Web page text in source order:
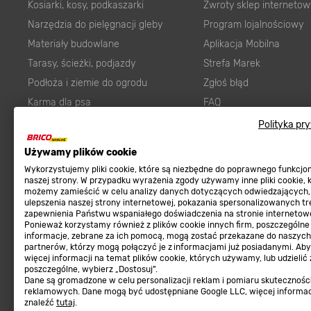
Polityka
Używamy plików cookie
Wykorzystujemy pliki cookie, które są niezbędne do poprawnego
naszej strony. W przypadku wyrażenia zgody używamy inne pliki cookie,
możemy zamieścić w celu analizy danych dotyczących odwiedzających,
ulepszenia naszej strony internetowej, pokazania spersonalizowanych
zapewnienia Państwu wspaniałego doświadczenia na stronie
Ponieważ korzystamy również z plików cookie innych firm, poszczególne
informacje, zebrane za ich pomocą, mogą zostać przekazane do naszych
partnerów, którzy mogą połączyć je z informacjami już posiadanymi.
więcej informacji na temat plików cookie, których używamy, lub udzielić
poszczególne, wybierz „Dostosuj”.
Dane są gromadzone w celu personalizacji reklam i pomiaru
reklamowych. Dane mogą być udostępniane Google LLC, więcej
znaleźć tutaj.
Kosiarki, kosy, podkaszarki
Narzędzia do pielęgnacji gleby
Materiały budowlane
Tarasy, ścieżki, podjazdy
Podłoża i ziemie do ogrodu
Karma dla psa
Farby wewnętrzne białe
Elektryka
Panele
Elektronarzędzia
Płytki
Panele podłogowe
Płyty OSB/HDF
Grabie do ogrodu
Zwroty sklep
Program lojalnościowy
Aplikacja Mobilna
Strefa Marek
Zgłoś błąd
FAQ
Prawny obowiązek
Regulaminy
Regulaminy
Polityka prywatności